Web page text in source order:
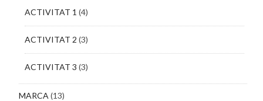
ACTIVITAT 1 (4)
ACTIVITAT 2 (3)
ACTIVITAT 3 (3)
MARCA (13)